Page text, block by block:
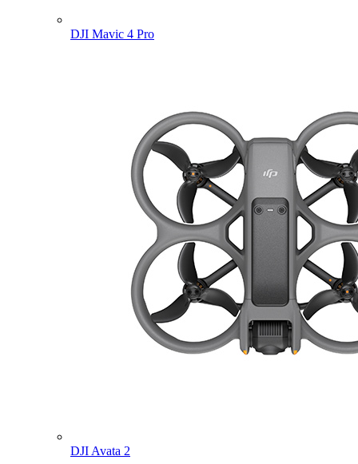
DJI Mavic 4 Pro
DJI Avata 2